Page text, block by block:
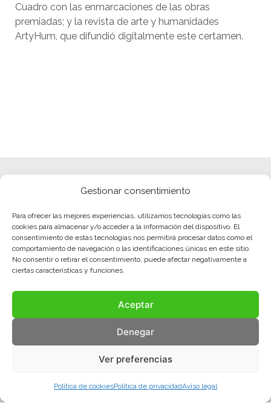
Gestionar consentimiento
Para ofrecer las mejores experiencias, utilizamos tecnologías como las
cookies para almacenar y/o acceder a la información del dispositivo. El
consentimiento de estas tecnologías nos permitirá procesar datos como el
comportamiento de navegación o las identificaciones únicas en este sitio.
No consentir o retirar el consentimiento, puede afectar negativamente a
ciertas características y funciones.
Aceptar
Denegar
Ver preferencias
Política de cookiesPolítica de privacidadAviso legal
Cuadro con las enmarcaciones de las obras
premiadas; y la revista de arte y humanidades
ArtyHum, que difundió digitalmente este certamen.